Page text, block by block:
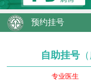
预约挂号
自助挂号
专业医生